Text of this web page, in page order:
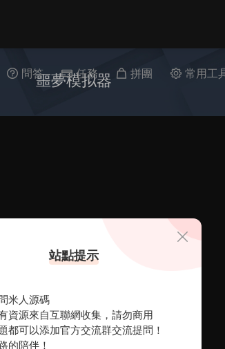
問答 任務 拼團 常用工
噩夢模拟器
站點提示
米人源碼
資源來自互聯網收集，請勿商用
都可以添加官方交流群交流提問！
的陪伴！